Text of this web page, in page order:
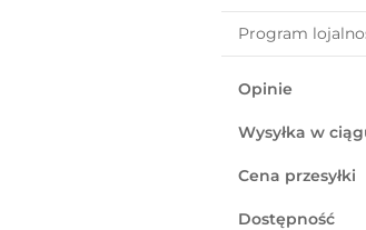
Program
Opinie
Wysyłka w
Cena przesyłki
Dostępność